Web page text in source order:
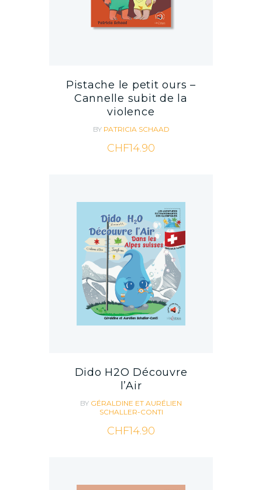
Pistache le petit ours –
Cannelle subit de la
violence
BY PATRICIA SCHAAD
CHF14.90
Dido H2O Découvre
l’Air
BY GÉRALDINE ET AURÉLIEN
SCHALLER-CONTI
CHF14.90